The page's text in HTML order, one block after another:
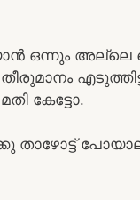
ഒന്നും അല്ലെ
കേട്ടോ.
താഴോട്ട്